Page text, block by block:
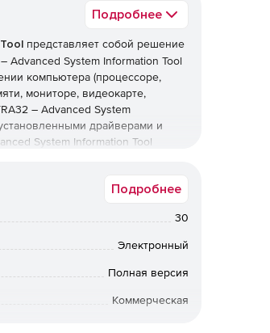
Подробнее
представляет собой решение
Advanced System Information Tool
компьютера (процессоре,
мониторе, видеокарте,
– Advanced System
драйверами и
System Information Tool
Tool:
Semiconductor, SiS.
(Platform ID) процессора;
Подробнее
30
Электронный
Полная версия
Коммерческая